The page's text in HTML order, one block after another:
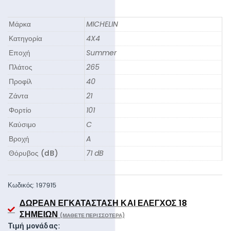
Μάρκα
MICHELIN
Κατηγορία
4X4
Εποχή
Summer
Πλάτος
265
Προφίλ
40
Ζάντα
21
Φορτίο
101
Καύσιμο
C
Βροχή
A
Θόρυβος (dB)
71 dB
Κωδικός:197915
ΔΩΡΕΆΝ ΕΓΚΑΤΆΣΤΑΣΗ ΚΑΙ ΈΛΕΓΧΟΣ 18
ΣΗΜΕΊΩΝ (ΜΆΘΕΤΕ ΠΕΡΙΣΣΌΤΕΡΑ)
Τιμή μονάδας: